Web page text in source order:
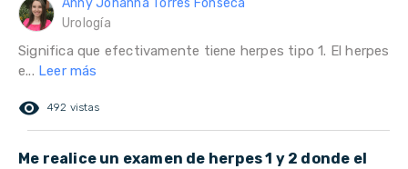
Anny Johanna Torres Fonseca
Urología
Significa que efectivamente tiene herpes tipo 1. El herpes
e... Leer más
remove_red_eye 492 vistas
Me realice un examen de herpes 1 y 2 donde el